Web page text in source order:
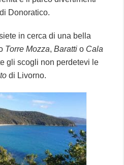
Donoratico.
in cerca di una bella
Torre Mozza,Baratti o Cala
gli scogli non perdetevi le
di Livorno.